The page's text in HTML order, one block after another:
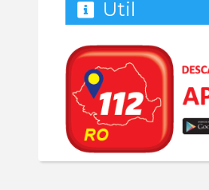
Util